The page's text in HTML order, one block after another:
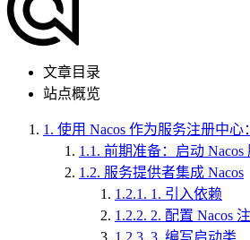
文章目录
站点概览
1. 使用 Nacos 作为服务注册中
1.1. 前期准备：启动 Nacos
1.2. 服务提供者集成 Nacos
1.2.1. 1. 引入依赖
1.2.2. 2. 配置 Nacos
1.2.3. 3. 编写启动类